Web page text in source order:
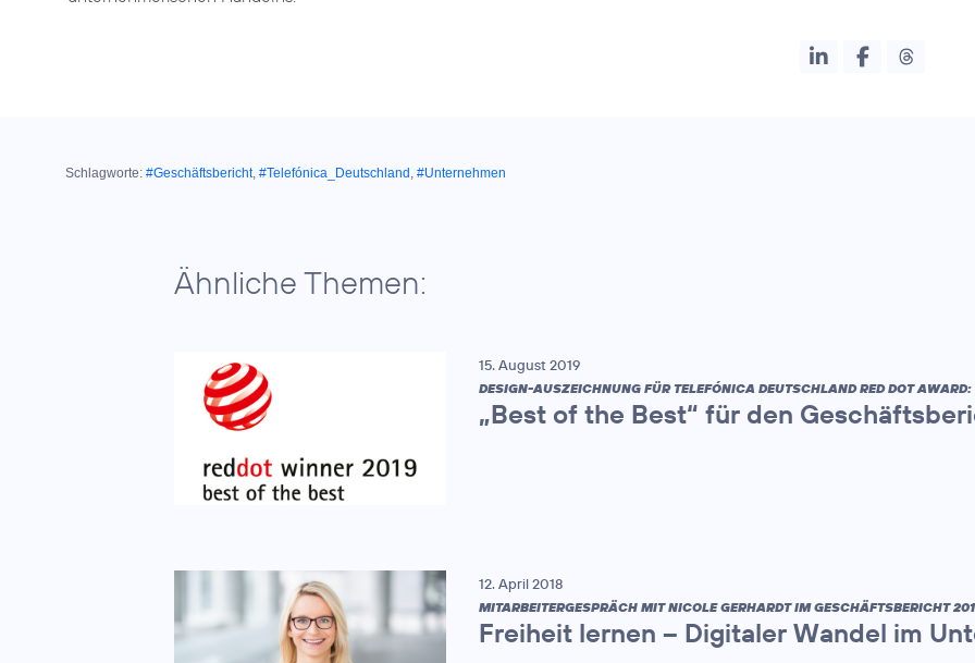
Schlagworte: #Geschäftsbericht, #Telefónica_Deutschland , #Unternehmen
Ähnliche Themen:
15. August 2019
DESIGN-AUSZEICHNUNG FÜR TELEFÓNICA DEUTSCHLAND RED DOT AWARD:
„Best of the Best“ für den
12. April 2018
MITARBEITERGESPRÄCH MIT NICOLE GERHARDT IM GESCHÄFTSBERICHT
Freiheit lernen – Digitaler Wandel im